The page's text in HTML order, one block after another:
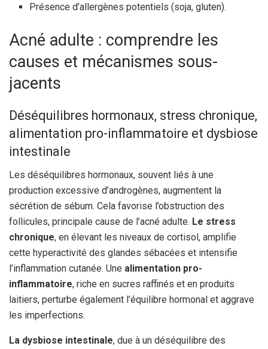
Présence d’allergènes potentiels (soja, gluten).
Acné adulte : comprendre les
causes et mécanismes sous-
jacents
Déséquilibres hormonaux, stress chronique,
alimentation pro-inflammatoire et dysbiose
intestinale
Les déséquilibres hormonaux, souvent liés à une
production excessive d’androgènes, augmentent la
sécrétion de sébum. Cela favorise l’obstruction des
follicules, principale cause de l’acné adulte. Le stress
chronique, en élevant les niveaux de cortisol, amplifie
cette hyperactivité des glandes sébacées et intensifie
l’inflammation cutanée. Une alimentation pro-
inflammatoire, riche en sucres raffinés et en produits
laitiers, perturbe également l’équilibre hormonal et aggrave
les imperfections.
La dysbiose intestinale, due à un déséquilibre des